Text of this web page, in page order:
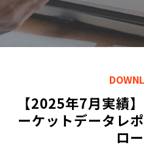
【2025年7月実績
ーケットデータレ
ロ